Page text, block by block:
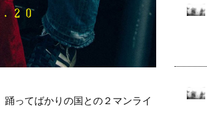
ってばかりの国との２マンライ